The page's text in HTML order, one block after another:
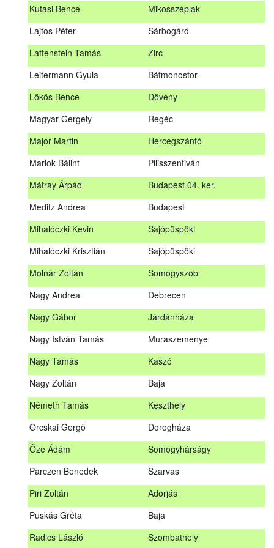
Kutasi Bence
Mikosszéplak
Lajtos Péter
Sárbogárd
Lattenstein Tamás
Zirc
Leitermann Gyula
Bátmonostor
Lőkös Bence
Dövény
Magyar Gergely
Regéc
Major Martin
Hercegszántó
Marlok Bálint
Pilisszentiván
Mátray Árpád
Budapest 04. ker.
Meditz Andrea
Budapest
Mihalóczki Kevin
Sajópüspöki
Mihalóczki Krisztián
Sajópüspöki
Molnár Zoltán
Somogyszob
Nagy Andrea
Debrecen
Nagy Gábor
Járdánháza
Nagy István Tamás
Muraszemenye
Nagy Tamás
Kaszó
Nagy Zoltán
Baja
Németh Tamás
Keszthely
Orcskai Gergő
Dorogháza
Őze Ádám
Somogyhárságy
Parczen Benedek
Szarvas
Piri Zoltán
Adorjás
Puskás Gréta
Baja
Radics László
Szombathely
A továbbképzés vizsgával zárul!
Jelentkezés, lemondás
Jelentkezni a továbbképzésre kizárólag a Nébih honlapján
elhelyezett űrlapon lehet. A jelentkezés elfogadásáról
Kovács Dániel
Sárbogárd
Lattenstein Tamás
Zirc
Leitermann Gyula
Bátmonostor
Magyar Gergely
Regéc
Hercegszántó
Pilisszentiván
Budapest 04. ker.
Budapest
Mihalóczki Kevin
Mihalóczki Krisztián
Molnár Zoltán
Somogyszob
Nagy Andrea
Nagy Gábor
Járdánháza
Muraszemenye
Nagy Tamás
Kaszó
Keszthely
Dorogháza